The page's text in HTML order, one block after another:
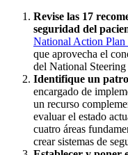
Revise las 17
seguridad del
National Action Plan
que aprovecha el
del National
Identifique un
encargado de
un recurso
evaluar el estado
cuatro áreas
crear sistemas de